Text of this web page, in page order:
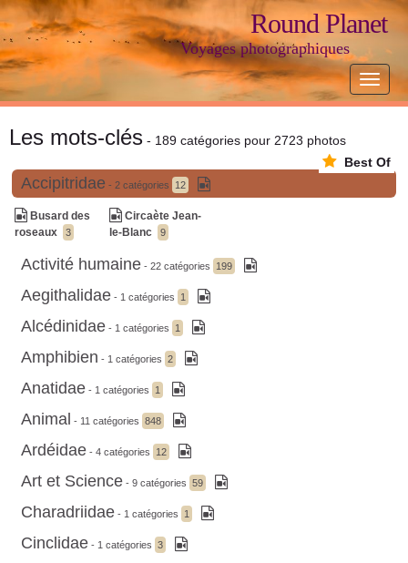
Toggle
Round Planet
Voyages photographiques
Les mots-clés - 189 catégories pour 2723 photos
Best Of
Accipitridae - 2 catégories 12
Busard des
roseaux
3
Circaète Jean-
le-Blanc
9
Activité humaine - 22 catégories 199
Aegithalidae - 1 catégories 1
Alcédinidae - 1 catégories 1
Amphibien - 1 catégories 2
Anatidae - 1 catégories 1
Animal - 11 catégories 848
Ardéidae - 4 catégories 12
Art et Science - 9 catégories 59
Charadriidae - 1 catégories 1
Cinclidae - 1 catégories 3